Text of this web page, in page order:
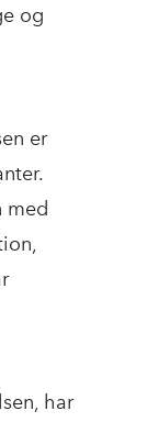
og
er
med
har